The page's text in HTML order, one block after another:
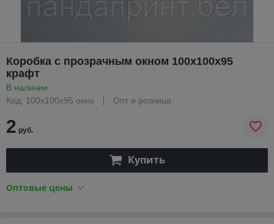
Коробка с прозрачным окном 100х100х95
крафт
В наличии
Код: 100х100х95 окно
Опт и розница
2 руб.
Купить
Оптовые цены